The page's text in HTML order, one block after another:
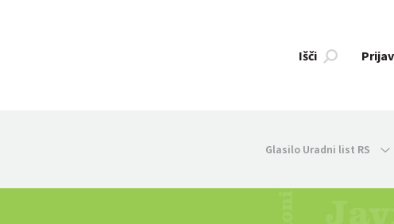
Išči
Glasilo Uradni list RS